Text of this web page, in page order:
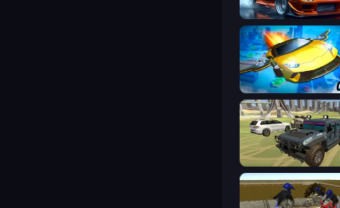
Racing Unlimited
Ultimate Flying Car 2
4x4 Offroader